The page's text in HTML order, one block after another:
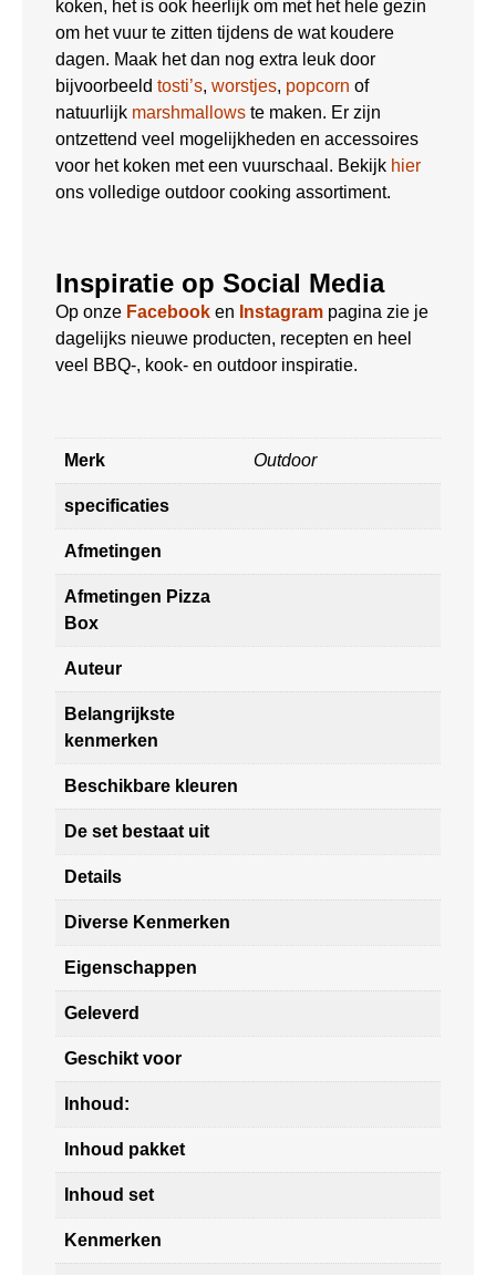
koken, het is ook heerlijk om met het hele gezin
om het vuur te zitten tijdens de wat koudere
dagen. Maak het dan nog extra leuk door
bijvoorbeeld tosti’s, worstjes, popcorn of
natuurlijk marshmallows te maken. Er zijn
ontzettend veel mogelijkheden en accessoires
voor het koken met een vuurschaal. Bekijk hier
ons volledige outdoor cooking assortiment.
Inspiratie op Social Media
Op onze Facebook en Instagram pagina zie je
dagelijks nieuwe producten, recepten en heel
veel BBQ-, kook- en outdoor inspiratie.
Merk Outdoor
specificaties
Afmetingen
Afmetingen Pizza
Box
Auteur
Belangrijkste
kenmerken
Beschikbare kleuren
De set bestaat uit
Details
Diverse Kenmerken
Eigenschappen
Geleverd
Geschikt voor
Inhoud:
Inhoud pakket
Inhoud set
Kenmerken